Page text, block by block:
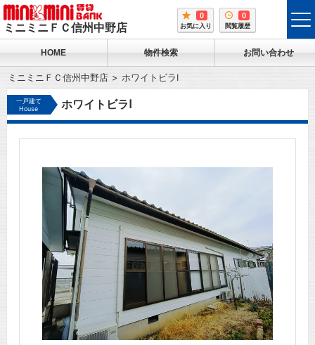
ミニミニＦＣ信州中野店
0
お気に入り
0
閲覧履歴
HOME 物件検索 お問い合わせ
ミニミニＦＣ信州中野店 ホワイトビラⅠ
一戸建て
House
ホワイトビラⅠ